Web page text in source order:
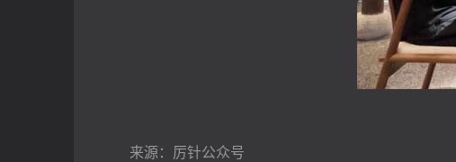
来源：厉针公众号